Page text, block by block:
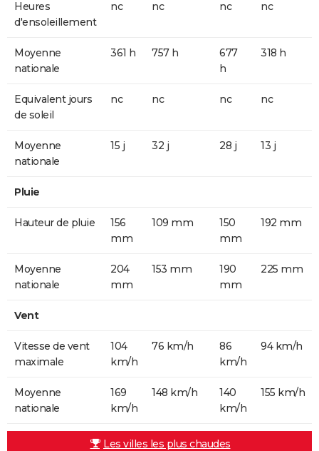
Heures
d'ensoleillement
nc nc nc nc
Moyenne
nationale
361 h 757 h
677
h
318 h
Equivalent jours
de soleil
nc nc nc nc
Moyenne
nationale
15 j 32 j 28 j 13 j
Pluie
Hauteur de pluie
156
mm
109 mm
150
mm
192 mm
Moyenne
nationale
204
mm
153 mm
190
mm
225 mm
Vent
Vitesse de vent
maximale
104
km/h
76 km/h
86
km/h
94 km/h
Moyenne
nationale
169
km/h
148 km/h
140
km/h
155 km/h
Les villes les plus chaudes